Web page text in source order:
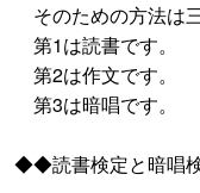
そのための方法は
第1は読書です。
第2は作文です。
第3は暗唱です。
◆◆読書検定と暗唱